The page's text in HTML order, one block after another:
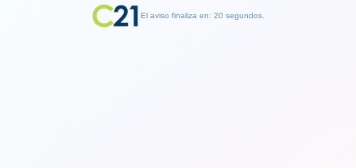
El aviso finaliza en: 19 segundos.